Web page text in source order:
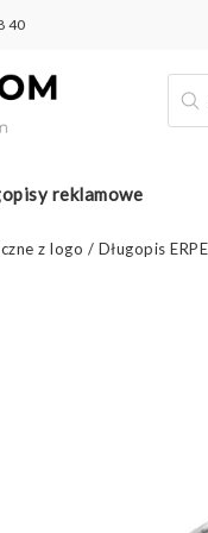
40
reklamowe
z logo / Długopis